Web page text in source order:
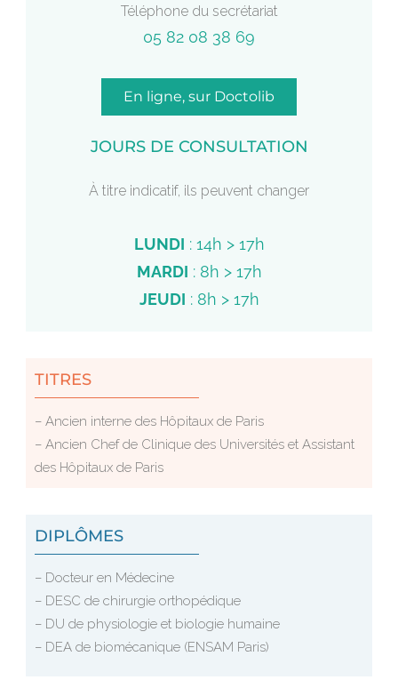
Téléphone du secrétariat
05 82 08 38 69
En ligne, sur Doctolib
JOURS DE CONSULTATION
À titre indicatif, ils peuvent changer
LUNDI : 14h > 17h
MARDI : 8h > 17h
JEUDI : 8h > 17h
TITRES
– Ancien interne des Hôpitaux de Paris
– Ancien Chef de Clinique des Universités et Assistant
des Hôpitaux de Paris
DIPLÔMES
– Docteur en Médecine
– DESC de chirurgie orthopédique
– DU de physiologie et biologie humaine
– DEA de biomécanique (ENSAM Paris)